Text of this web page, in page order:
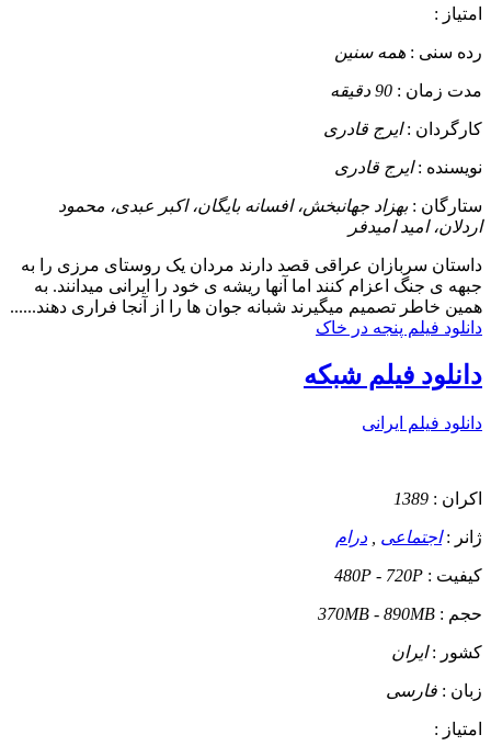
امتیاز :
رده سنی : همه سنین
مدت زمان : 90 دقیقه
کارگردان :ایرج قادری
نویسنده :ایرج قادری
ستارگان :بهزاد جهانبخش، افسانه بایگان، اکبر عبدی، محمود
اردلان، امید امیدفر
داستان سربازان عراقی قصد دارند مردان یک روستای مرزی را به
جبهه ی جنگ اعزام کنند اما آنها ریشه ی خود را ایرانی میدانند. به
همین خاطر تصمیم میگیرند شبانه جوان ها را از آنجا فراری دهند......
دانلود فیلم پنجه در خاک
دانلود فیلم شبکه
دانلود فیلم ایرانی
اکران : 1389
ژانر :اجتماعی درام
کیفیت : 480P - 720P
حجم : 370MB - 890MB
کشور :ایران
زبان : فارسی
امتیاز :